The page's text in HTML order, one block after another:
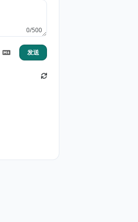
0/500
发送